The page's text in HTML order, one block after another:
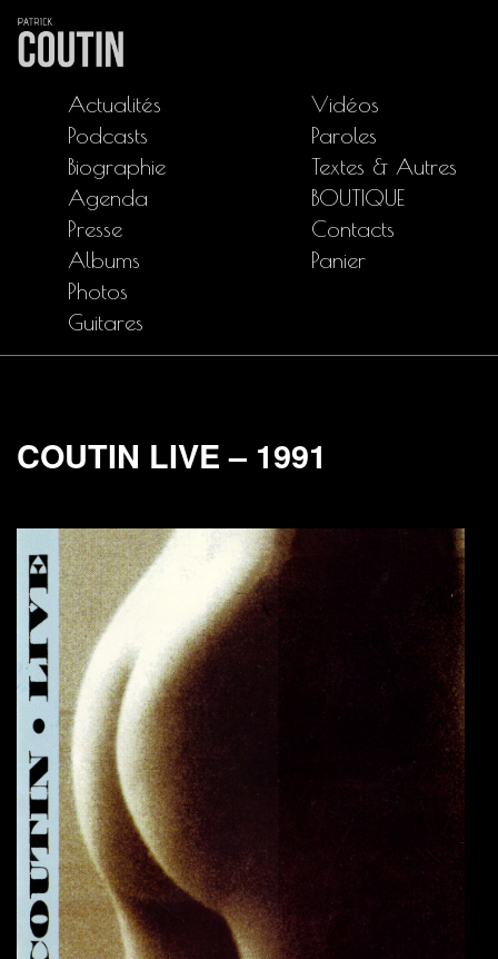
Actualités
Podcasts
Biographie
Agenda
Presse
Albums
Photos
Guitares
Vidéos
Paroles
Textes & Autres
BOUTIQUE
Contacts
Panier
COUTIN LIVE – 1991